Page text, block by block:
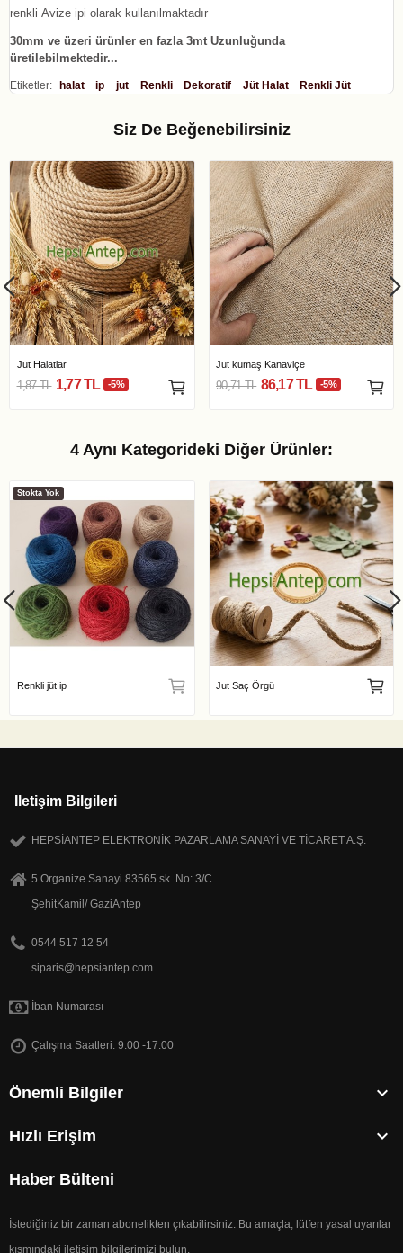
renkli Avize ipi olarak kullanılmaktadır
30mm ve üzeri ürünler en fazla 3mt Uzunluğunda
üretilebilmektedir...
Etiketler: halat ip jut Renkli Dekoratif Jüt Halat Renkli Jüt
Siz De Beğenebilirsiniz
Jut Halatlar
1,87 TL 1,77 TL -5%
Jut kumaş Kanaviçe
90,71 TL 86,17 TL -5%
4 Aynı Kategorideki Diğer Ürünler:
Stokta Yok
Renkli jüt ip Jut Saç Örgü
Iletişim Bilgileri
HEPSİANTEP ELEKTRONİK PAZARLAMA SANAYİ VE TİCARET A.Ş.
5.Organize Sanayi 83565 sk. No: 3/C
ŞehitKamil/ GaziAntep
0544 517 12 54
siparis@hepsiantep.com
İban Numarası
Çalışma Saatleri: 9.00 -17.00
Önemli Bilgiler 
Hızlı Erişim 
Haber Bülteni
İstediğiniz bir zaman abonelikten çıkabilirsiniz. Bu amaçla, lütfen yasal uyarılar
kısmındaki iletişim bilgilerimizi bulun.